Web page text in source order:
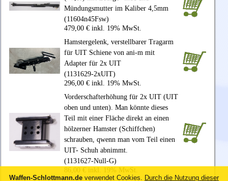
Mündungsmutter im Kaliber 4,5mm
(11604n45Fsw)
479,00 € inkl. 19% MwSt.
Hamstergelenk, verstellbarer Tragarm
für UIT Schiene von ani-m mit
Adapter für 2x UIT
(1131629-2xUIT)
296,00 € inkl. 19% MwSt.
Vorderschafterhöhung für 2x UIT (UIT
oben und unten). Man könnte dieses
Teil mit einer Fläche direkt an einen
hölzerner Hamster (Schiffchen)
schrauben, qwenn man vom Teil einen
UIT- Schuh abnimmt.
(1131627-Null-G)
86,00 € inkl. 19% MwSt.
Waffen-Schlottmann.de verwendet Cookies. Durch die Nutzung dieser